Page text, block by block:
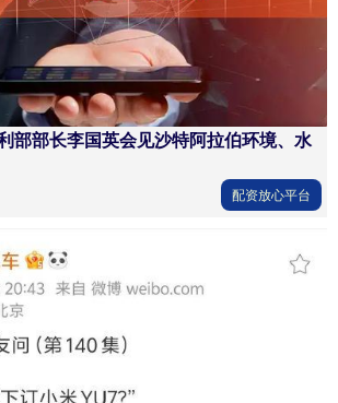
部部长李国英会见沙特阿拉伯环境、水
配资放心平台